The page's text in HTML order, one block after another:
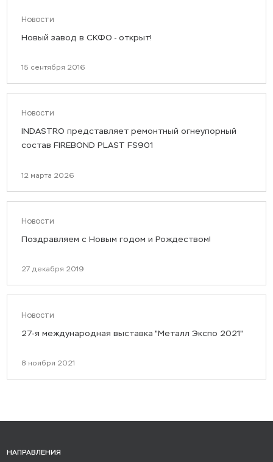
Новости
Новый завод в СКФО - открыт!
15 сентября 2016
Новости
INDASTRO представляет ремонтный огнеупорный
состав FIREBOND PLAST FS901
12 марта 2026
Новости
Поздравляем с Новым годом и Рождеством!
27 декабря 2019
Новости
27-я международная выставка "Металл Экспо 2021"
8 ноября 2021
НАПРАВЛЕНИЯ